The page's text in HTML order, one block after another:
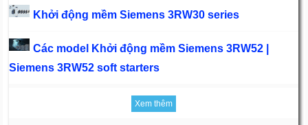
Khởi động mềm Siemens 3RW30 series
Các model Khởi động mềm Siemens 3RW52 |
Siemens 3RW52 soft starters
Xem thêm